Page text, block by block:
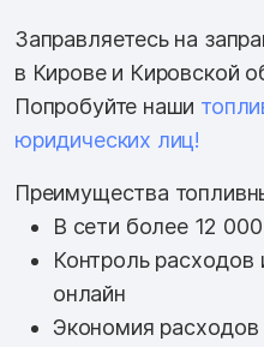
Заправляетесь на
в Кирове и Кировской
Попробуйте наши
юридических лиц!
Преимущества
В сети более 12
Контроль расходов
онлайн
Экономия